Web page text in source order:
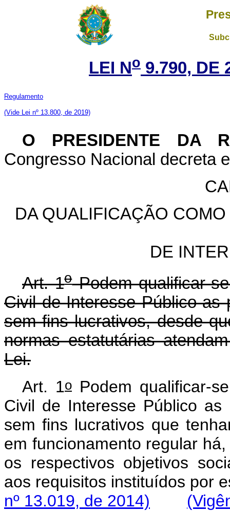
LEI No 9.790, DE
Regulamento
(Vide Lei nº 13.800, de 2019)
O PRESIDENTE DA
Congresso Nacional decreta
DA QUALIFICAÇÃO
DE
Art. 1oPodem qualificar-
Civil de Interesse Público as
sem fins lucrativos, desde
normas estatutárias
Lei.
Art. 1o Podem qualificar-
Civil de Interesse Público
sem fins lucrativos que
em funcionamento regular
os respectivos objetivos
aos requisitos instituídos por
nº 13.019, de 2014)